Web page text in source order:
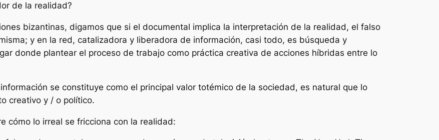
de la realidad?
bizantinas, digamos que si el documental implica la interpretación de la realidad, el falso
y en la red, catalizadora y liberadora de información, casi todo, es búsqueda y
donde plantear el proceso de trabajo como práctica creativa de acciones híbridas entre lo
se constituye como el principal valor totémico de la sociedad, es natural que lo
creativo y / o político.
cómo lo irreal se fricciona con la realidad: